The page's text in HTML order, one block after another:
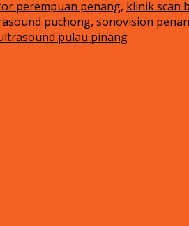
perempuan penang, klinik scan
puchong, sonovision
pulau pinang